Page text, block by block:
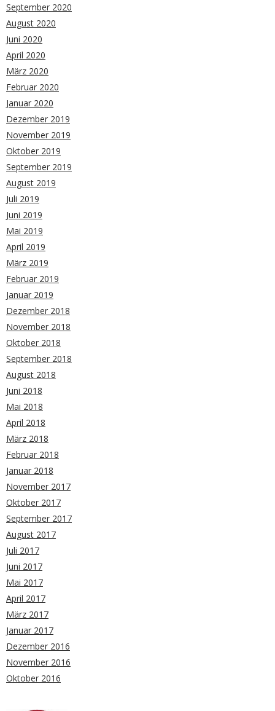
September 2020
August 2020
Juni 2020
April 2020
März 2020
Februar 2020
Januar 2020
Dezember 2019
November 2019
Oktober 2019
September 2019
August 2019
Juli 2019
Juni 2019
Mai 2019
April 2019
März 2019
Februar 2019
Januar 2019
Dezember 2018
November 2018
Oktober 2018
September 2018
August 2018
Juni 2018
Mai 2018
April 2018
März 2018
Februar 2018
Januar 2018
November 2017
Oktober 2017
September 2017
August 2017
Juli 2017
Juni 2017
Mai 2017
April 2017
März 2017
Januar 2017
Dezember 2016
November 2016
Oktober 2016